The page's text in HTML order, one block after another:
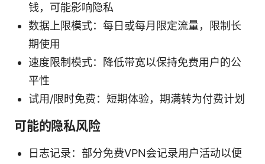
钱，可能影响隐私
数据上限模式：每日或每月限定流量，限制长
期使用
速度限制模式：降低带宽以保持免费用户的公
平性
试用/限时免费：短期体验，期满转为付费计划
可能的隐私风险
日志记录：部分免费VPN会记录用户活动以便